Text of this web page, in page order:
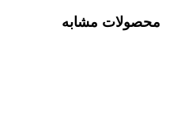
محصولات مشابه